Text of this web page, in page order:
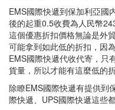
EMS國際快遞到保加利亞國
後的起重0.5收費為人民幣
這個優惠折扣價格無論是外
可能拿到如此低的折扣，因
EMS國際快遞代收代寄，只
貨量，所以才能有這麼低的折
除瞭EMS國際快遞有提供到
際快遞、UPS國際快遞這些